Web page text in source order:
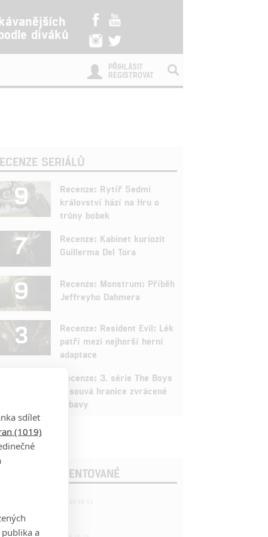
diváků
PŘIHLÁSIT
REGISTROVAT
SERIÁLŮ
9
Recenze: Rytíř Sedmi
království hází na Hru o
trůny bobek
7
Recenze: Kabinet kuriozit
Guillerma Del Tora
9
Recenze: Monstrum: Příběh
Jeffreyho Dahmera
3
Recenze: Resident Evil: Lék
patří mezi nejhorší herní
adaptace
Recenze: 3. série The Boys
posouvá hranice zvrácené
zábavy
KOMENTOVANÉ
彈專家
sdílet
(1019)
a